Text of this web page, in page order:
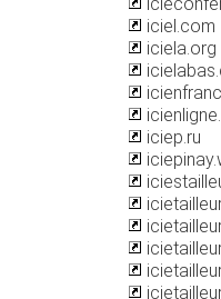
iciel.com
iciela.org
iciep.ru